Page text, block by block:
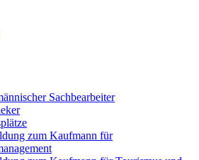
Sachbearbeiter
zum Kaufmann für